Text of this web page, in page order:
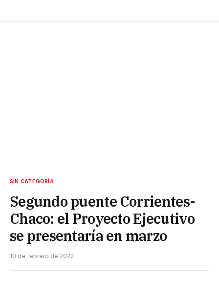
SIN CATEGORÍA
Segundo puente Corrientes-
Chaco: el Proyecto Ejecutivo
se presentaría en marzo
10 de febrero de 2022